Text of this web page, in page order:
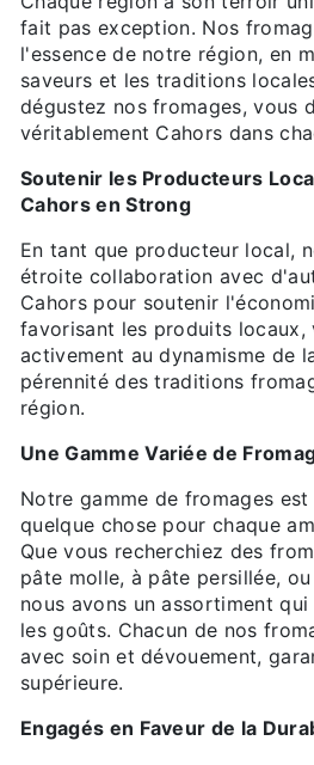
fait pas exception. Nos
l'essence de notre région, en
saveurs et les traditions
dégustez nos fromages, vous
véritablement Cahors dans
Soutenir les Producteurs
Cahors en Strong
En tant que producteur local,
étroite collaboration avec
Cahors pour soutenir
favorisant les produits locaux,
activement au dynamisme de
pérennité des traditions
région.
Une Gamme Variée de
Notre gamme de fromages
quelque chose pour chaque
Que vous recherchiez des
pâte molle, à pâte persillée,
nous avons un assortiment
les goûts. Chacun de nos
avec soin et dévouement,
supérieure.
Engagés en Faveur de la